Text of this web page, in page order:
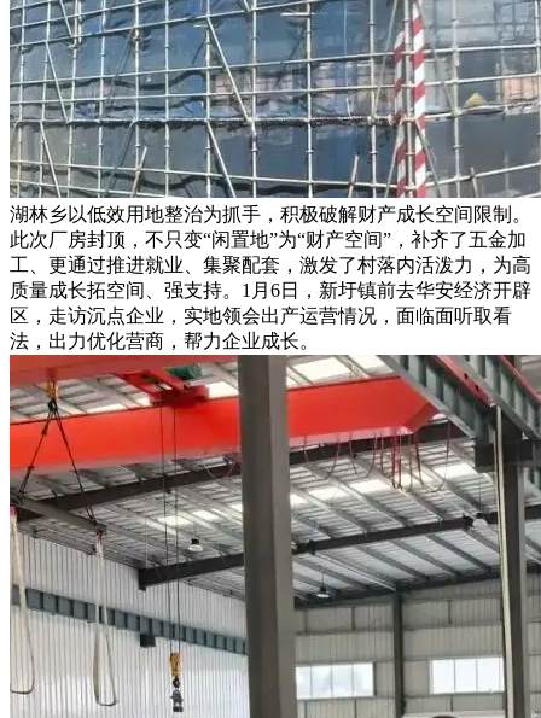
湖林乡以低效用地整治为抓手，积极破解财产成长空间限制。
此次厂房封顶，不只变“闲置地”为“财产空间”，补齐了五金加
工、更通过推进就业、集聚配套，激发了村落内活泼力，为高
质量成长拓空间、强支持。1月6日，新圩镇前去华安经济开辟
区，走访沉点企业，实地领会出产运营情况，面临面听取看
法，出力优化营商，帮力企业成长。